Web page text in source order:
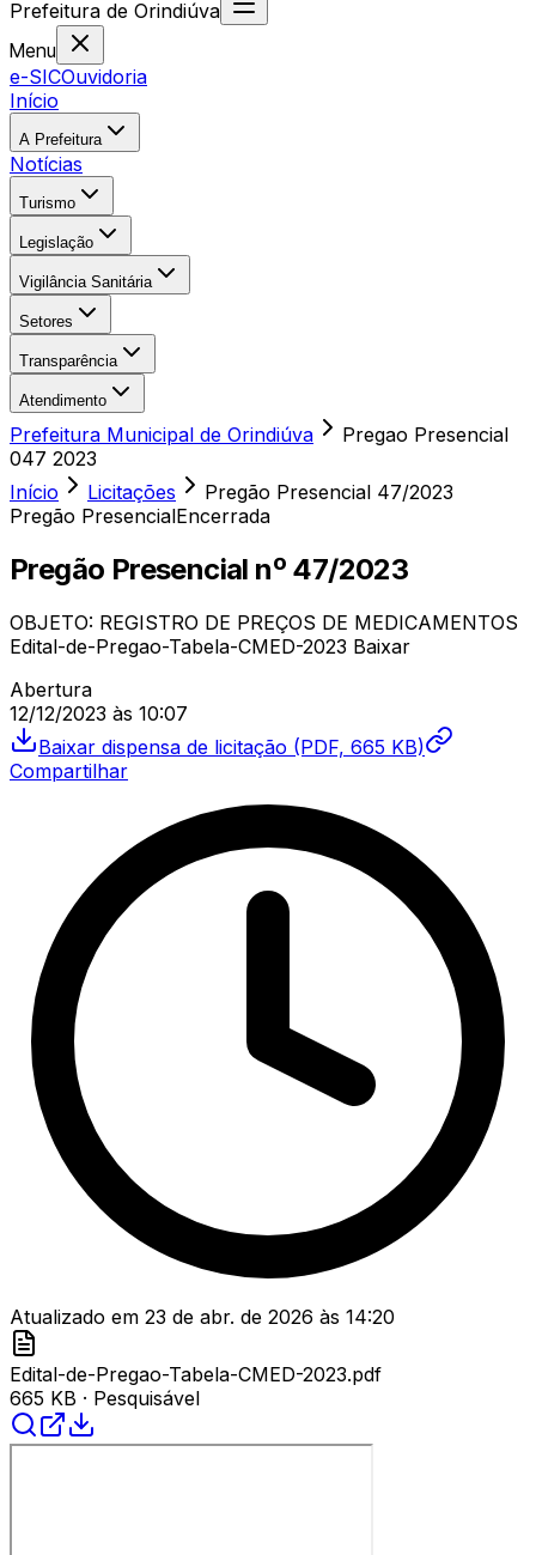
Prefeitura de Orindiúva
Menu
e-SICOuvidoria
Início
A Prefeitura
Notícias
Turismo
Legislação
Vigilância Sanitária
Setores
Transparência
Atendimento
Prefeitura Municipal de Orindiúva
Pregao Presencial
047 2023
Início
Licitações Pregão Presencial 47/2023
Pregão PresencialEncerrada
Pregão Presencial nº 47/2023
OBJETO: REGISTRO DE PREÇOS DE MEDICAMENTOS
Edital-de-Pregao-Tabela-CMED-2023 Baixar
Abertura
12/12/2023 às 10:07
Baixar dispensa de licitação (PDF, 665 KB)
Compartilhar
Atualizado em 23 de abr. de 2026 às 14:20
Edital-de-Pregao-Tabela-CMED-2023.pdf
665 KB · Pesquisável